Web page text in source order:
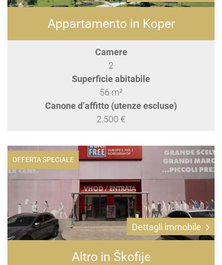
Appartamento in Koper
Camere
2
Superficie abitabile
56 m²
Canone d’affitto (utenze escluse)
2.500 €
OFFERTA SPECIALE
Dettagli immobile
Altro in Škofije